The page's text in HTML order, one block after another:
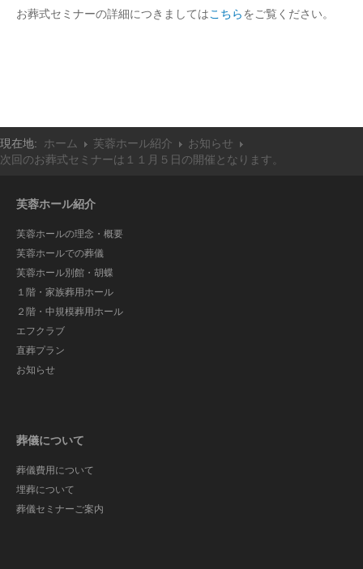
プリザーブドフラワー
採用情報
お葬式セミナーの詳細につきましてはこちらをご覧ください。
現在地: ホーム 芙蓉ホール紹介
お知らせ
次回のお葬式セミナーは１１月５日の開催となります。
芙蓉ホール紹介
芙蓉ホールの理念・概要
芙蓉ホールでの葬儀
芙蓉ホール別館・胡蝶
１階・家族葬用ホール
２階・中規模葬用ホール
エフクラブ
直葬プラン
お知らせ
葬儀について
葬儀費用について
埋葬について
葬儀セミナーご案内